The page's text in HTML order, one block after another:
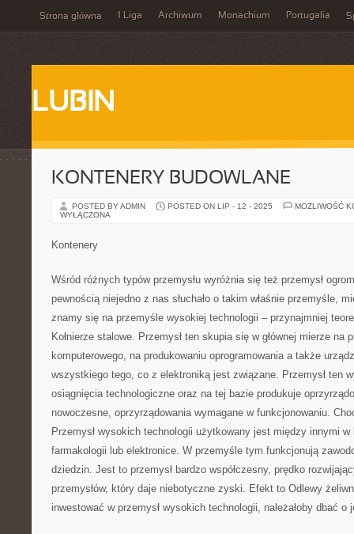
Strona główna 1 Liga Archiwum Monachium Portugalia
LUBIN
KONTENERY BUDOWLANE
POSTED BY ADMIN POSTED ON LIP - 12 - 2025
MOŻLIWOŚĆ
WYŁĄCZONA
Kontenery
Wśród różnych typów przemysłu wyróżnia się też przemysł
pewnością niejedno z nas słuchało o takim właśnie przemyśle,
znamy się na przemyśle wysokiej technologii – przynajmniej
Kołnierze stalowe. Przemysł ten skupia się w głównej mierze na
komputerowego, na produkowaniu oprogramowania a także
wszystkiego tego, co z elektroniką jest związane. Przemysł ten
osiągnięcia technologiczne oraz na tej bazie produkuje
nowoczesne, oprzyrządowania wymagane w funkcjonowaniu.
Przemysł wysokich technologii użytkowany jest między innymi
farmakologii lub elektronice. W przemyśle tym funkcjonują
dziedzin. Jest to przemysł bardzo współczesny, prędko
przemysłów, który daje niebotyczne zyski. Efekt to Odlewy
inwestować w przemysł wysokich technologii, należałoby dbać o